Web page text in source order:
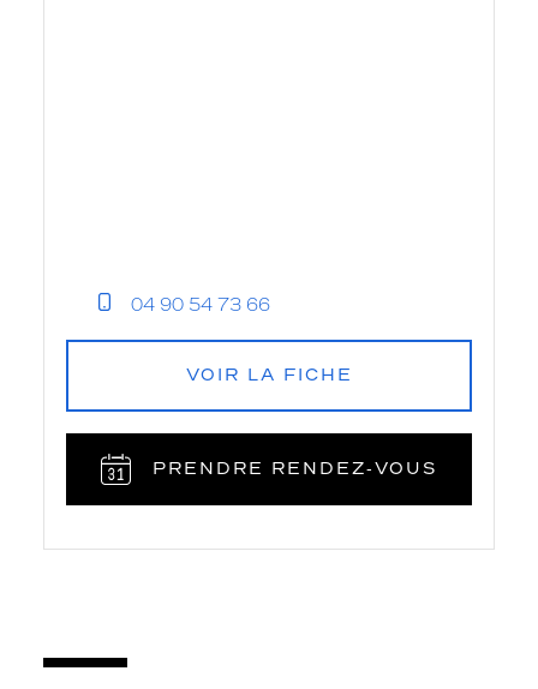
04 90 54 73 66
VOIR LA FICHE
PRENDRE RENDEZ‑VOUS